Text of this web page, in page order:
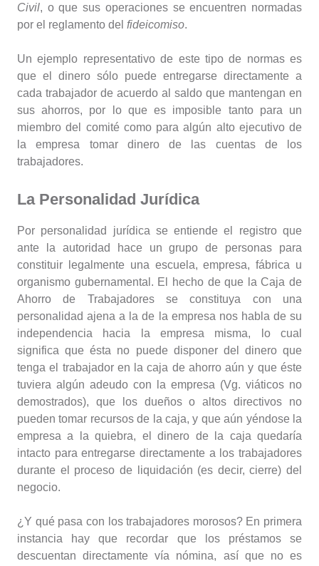
Civil, o que sus operaciones se encuentren normadas
por el reglamento del fideicomiso.
Un ejemplo representativo de este tipo de normas es
que el dinero sólo puede entregarse directamente a
cada trabajador de acuerdo al saldo que mantengan en
sus ahorros, por lo que es imposible tanto para un
miembro del comité como para algún alto ejecutivo de
la empresa tomar dinero de las cuentas de los
trabajadores.
La Personalidad Jurídica
Por personalidad jurídica se entiende el registro que
ante la autoridad hace un grupo de personas para
constituir legalmente una escuela, empresa, fábrica u
organismo gubernamental. El hecho de que la Caja de
Ahorro de Trabajadores se constituya con una
personalidad ajena a la de la empresa nos habla de su
independencia hacia la empresa misma, lo cual
significa que ésta no puede disponer del dinero que
tenga el trabajador en la caja de ahorro aún y que éste
tuviera algún adeudo con la empresa (Vg. viáticos no
demostrados), que los dueños o altos directivos no
pueden tomar recursos de la caja, y que aún yéndose la
empresa a la quiebra, el dinero de la caja quedaría
intacto para entregarse directamente a los trabajadores
durante el proceso de liquidación (es decir, cierre) del
negocio.
¿Y qué pasa con los trabajadores morosos? En primera
instancia hay que recordar que los préstamos se
descuentan directamente vía nómina, así que no es